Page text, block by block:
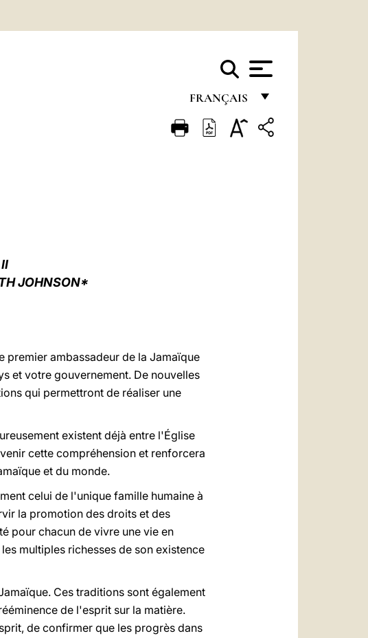
FRANÇAIS
FRANÇAIS
LATINE
JOHNSON*
premier ambassadeur de la Jamaïque
et votre gouvernement. De nouvelles
qui permettront de réaliser une
existent déjà entre l'Église
cette compréhension et renforcera
et du monde.
celui de l'unique famille humaine à
la promotion des droits et des
pour chacun de vivre une vie en
multiples richesses de son existence
Ces traditions sont également
de l'esprit sur la matière.
de confirmer que les progrès dans